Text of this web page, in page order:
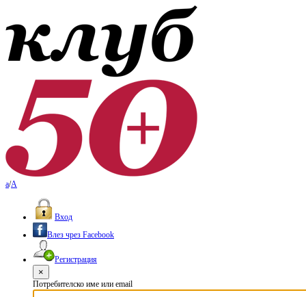
a/A
Вход
Влез чрез Facebook
Регистрация
×
Потребителско име или email